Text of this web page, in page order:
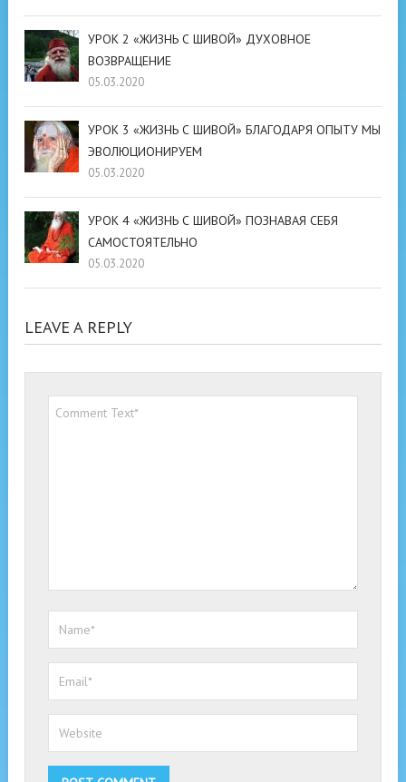
УРОК 2 «ЖИЗНЬ С ШИВОЙ» ДУХОВНОЕ
ВОЗВРАЩЕНИЕ
05.03.2020
УРОК 3 «ЖИЗНЬ С ШИВОЙ» БЛАГОДАРЯ ОПЫТУ МЫ
ЭВОЛЮЦИОНИРУЕМ
05.03.2020
УРОК 4 «ЖИЗНЬ С ШИВОЙ» ПОЗНАВАЯ СЕБЯ
САМОСТОЯТЕЛЬНО
05.03.2020
LEAVE A REPLY